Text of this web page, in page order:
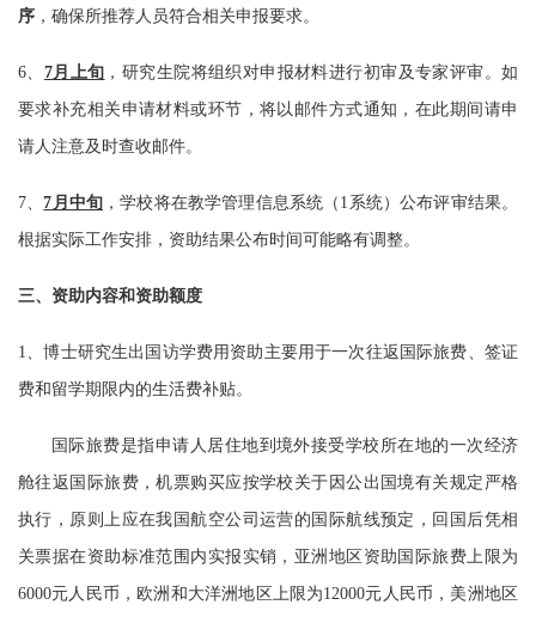
序 ，确保所推荐人员符合相关申报要求。
6、 7月上旬 ， 研究生院将组织对申报材料进行初审及专家评审。如
要求补充相关申请材料或环节，将以邮件方式通知，在此期间请申
请人注意及时查收邮件。
7、7月中旬 ，学校将在教学管理信息系统（ 1系统）公布评审结果。
根据实际工作安排，资助结果公布时间可能略有调整。
三、资助内容和资助额度
1、博士研究生出国访学费用资助主要用于一次往返国际旅费、签证
费和留学期限内的生活费补贴。
国际旅费是指申请人居住地到境外接受学校所在地的一次经济
舱往返国际旅费，机票购买应按学校关于因公出国境有关规定严格
执行，原则上应在我国航空公司运营的国际航线预定，回国后凭相
关票据在资助标准范围内实报实销，亚洲地区资助国际旅费上限为
6000元人民币， 欧洲和大洋洲地区上限为12000元人民币，美洲地区